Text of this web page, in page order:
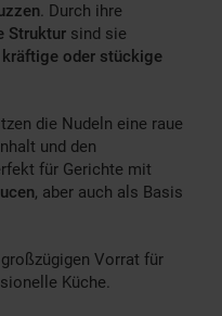
. Durch ihre
Struktur sind sie
oder stückige
die Nudeln eine raue
und den
für Gerichte mit
, aber auch als Basis
Vorrat für
Küche.